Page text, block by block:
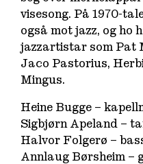
visesong. På 1970-
også mot jazz, og ho
jazzartistar som Pat
Jaco Pastorius,
Mingus.
Heine Bugge –
Sigbjørn Apeland –
Halvor Folgerø –
Annlaug Børsheim –